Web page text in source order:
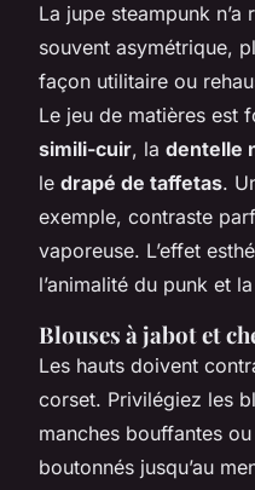
La jupe steampunk n’a
souvent asymétrique,
façon utilitaire ou
Le jeu de matières est
simili-cuir, la dentelle
le drapé de taffetas.
exemple, contraste
vaporeuse. L’effet
l’animalité du punk et
Blouses à jabot et
Les hauts doivent
corset. Privilégiez les
manches bouffantes
boutonnés jusqu’au